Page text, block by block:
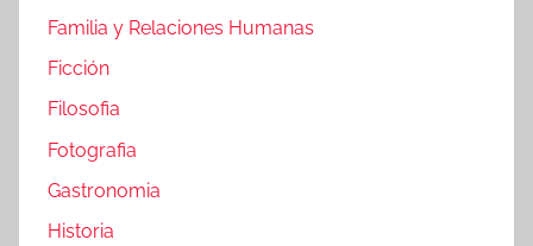
Familia y Relaciones Humanas
Ficción
Filosofia
Fotografia
Gastronomia
Historia